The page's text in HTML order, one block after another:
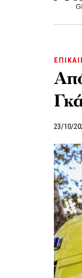
23/10/